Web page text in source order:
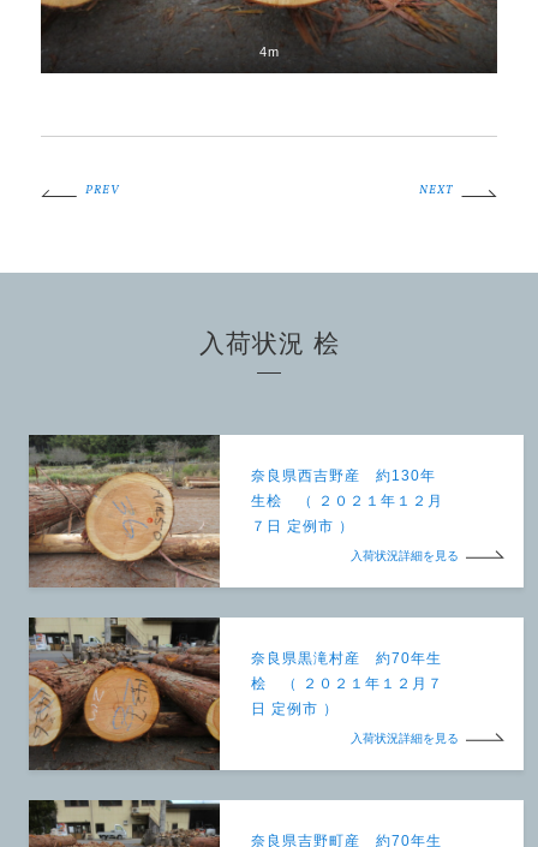
4m
PREV NEXT
入荷状況 桧
奈良県西吉野産 約130年
生桧 （ ２０２１年１２月
７日 定例市 ）
入荷状況詳細を見る
奈良県黒滝村産 約70年生
桧 （ ２０２１年１２月７
日 定例市 ）
入荷状況詳細を見る
奈良県吉野町産 約70年生